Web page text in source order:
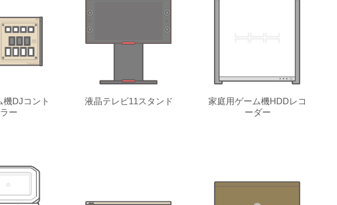
機DJコント
ー
液晶テレビ11スタンド
家庭用ゲーム機HDDレコ
ーダー